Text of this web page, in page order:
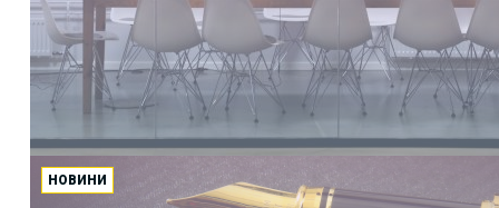
Відновити ВККС: місія здійсненна
НОВИНИ